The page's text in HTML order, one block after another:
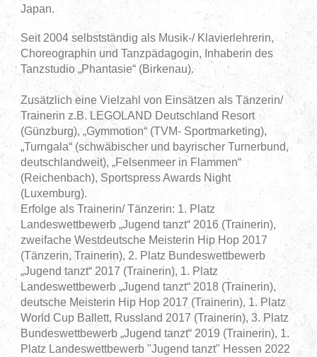
Japan.
Seit 2004 selbstständig als Musik-/ Klavierlehrerin,
Choreographin und Tanzpädagogin, Inhaberin des
Tanzstudio „Phantasie“ (Birkenau).
Zusätzlich eine Vielzahl von Einsätzen als Tänzerin/
Trainerin z.B. LEGOLAND Deutschland Resort
(Günzburg), „Gymmotion“ (TVM- Sportmarketing),
„Turngala“ (schwäbischer und bayrischer Turnerbund,
deutschlandweit), „Felsenmeer in Flammen“
(Reichenbach), Sportspress Awards Night
(Luxemburg).
Erfolge als Trainerin/ Tänzerin: 1. Platz
Landeswettbewerb „Jugend tanzt“ 2016 (Trainerin),
zweifache Westdeutsche Meisterin Hip Hop 2017
(Tänzerin, Trainerin), 2. Platz Bundeswettbewerb
„Jugend tanzt“ 2017 (Trainerin), 1. Platz
Landeswettbewerb „Jugend tanzt“ 2018 (Trainerin),
deutsche Meisterin Hip Hop 2017 (Trainerin), 1. Platz
World Cup Ballett, Russland 2017 (Trainerin), 3. Platz
Bundeswettbewerb „Jugend tanzt“ 2019 (Trainerin), 1.
Platz Landeswettbewerb "Jugend tanzt" Hessen 2022